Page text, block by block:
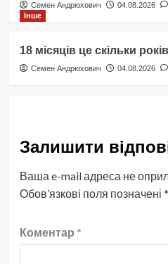
Семен Андрюхович 04.08.2026
Інше
18 місяців це скільки
Семен Андрюхович 04.08.2026
Залишити
Ваша e-mail адреса не
Обов’язкові поля позначені *
Коментар *